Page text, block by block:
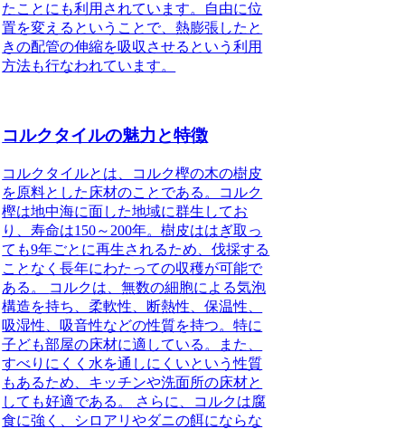
たことにも利用されています。自由に位
置を変えるということで、熱膨張したと
きの配管の伸縮を吸収させるという利用
方法も行なわれています。
コルクタイルの魅力と特徴
コルクタイルとは、コルク樫の木の樹皮
を原料とした床材のことである。コルク
樫は地中海に面した地域に群生してお
り、寿命は150～200年。樹皮ははぎ取っ
ても9年ごとに再生されるため、伐採する
ことなく長年にわたっての収穫が可能で
ある。
コルクは、無数の細胞による気泡
構造を持ち、柔軟性、断熱性、保温性、
吸湿性、吸音性などの性質を持つ。特に
子ども部屋の床材に適している。また、
すべりにくく水を通しにくいという性質
もあるため、キッチンや洗面所の床材と
しても好適である。
さらに、コルクは腐
食に強く、シロアリやダニの餌にならな